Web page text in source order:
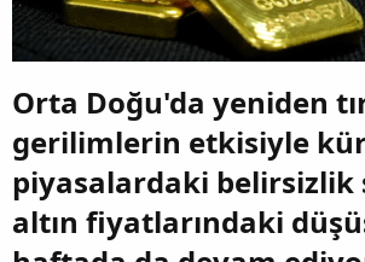
Orta Doğu'da yeniden
gerilimlerin etkisiyle
piyasalardaki belirsizlik
altın fiyatlarındaki